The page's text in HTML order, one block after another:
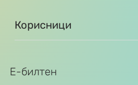
Корисници
Е-билтен